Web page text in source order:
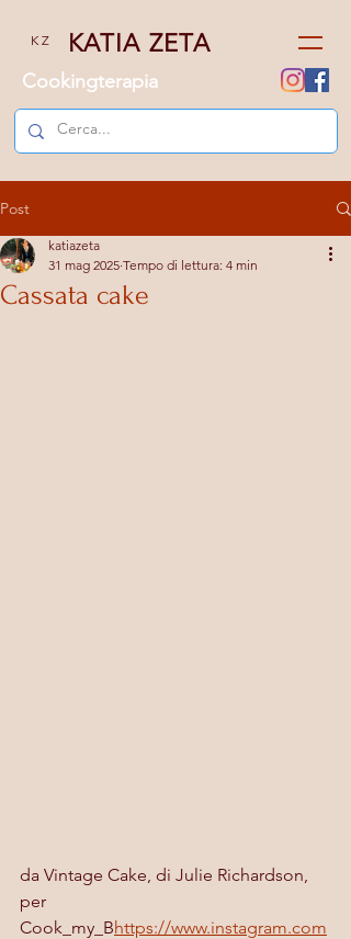
K Z KATIA ZETA
Cookingterapia
Post
Cassata cake
katiazeta
31 mag 2025 Tempo di lettura: 4 min
da Vintage Cake, di Julie Richardson,
per
Cook_my_Bhttps://www.instagram.com